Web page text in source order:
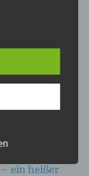
ein heißer
(im
Person